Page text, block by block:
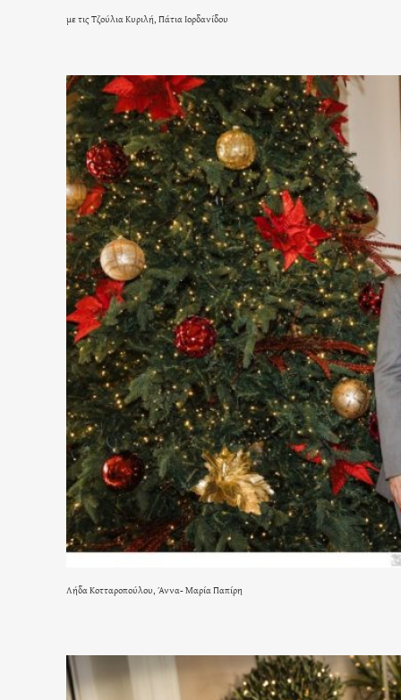
με τις Τζούλια Κυριλή, Πάτια Ιορδανίδου
Λήδα Κοτταροπούλου, Άννα- Μαρία Παπίρη